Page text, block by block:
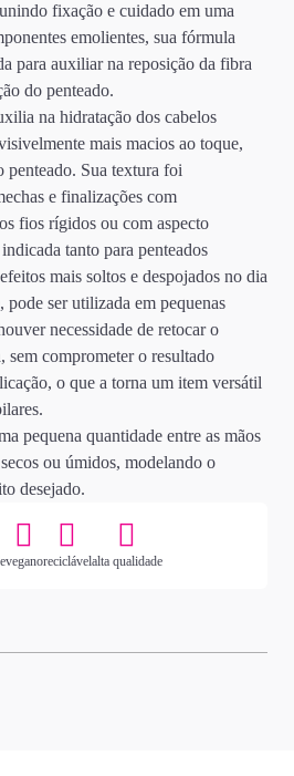
fixação e cuidado em uma
emolientes, sua fórmula
para auxiliar na reposição da fibra
do penteado.
na hidratação dos cabelos
mais macios ao toque,
penteado. Sua textura foi
e finalizações com
fios rígidos ou com aspecto
tanto para penteados
mais soltos e despojados no dia
pode ser utilizada em pequenas
necessidade de retocar o
sem comprometer o resultado
o que a torna um item versátil
pequena quantidade entre as mãos
ou úmidos, modelando o
desejado.
veganoreciclávelalta qualidade